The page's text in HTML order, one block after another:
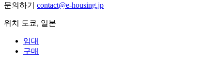
문의하기 contact@e-housing.jp
위치 도쿄, 일본
임대
구매